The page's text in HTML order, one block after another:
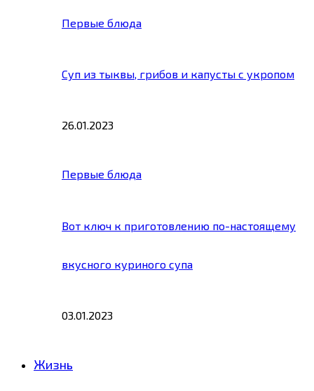
Первые блюда
Суп из тыквы, грибов и капусты с укропом
26.01.2023
Первые блюда
Вот ключ к приготовлению по-настоящему
вкусного куриного супа
03.01.2023
Жизнь